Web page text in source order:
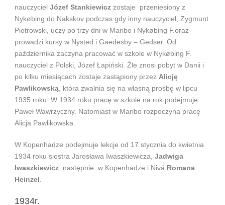
nauczyciel Józef Stankiewicz zostaje przeniesiony z
Nykøbing do Nakskov podczas gdy inny nauczyciel, Zygmunt
Piotrowski, uczy po trzy dni w Maribo i Nykøbing F.oraz
prowadzi kursy w Nysted i Gaedesby – Gedser. Od
października zaczyna pracować w szkole w Nykøbing F.
nauczyciel z Polski, Józef Łapiński. Źle znosi pobyt w Danii i
po kilku miesiącach zostaje zastąpiony przez Alicję
Pawlikowską , która zwalnia się na własną prośbę w lipcu
1935 roku. W 1934 roku pracę w szkole na rok podejmuje
Paweł Wawrzyczny. Natomiast w Maribo rozpoczyna pracę
Alicja Pawlikowska.
W Kopenhadze podejmuje lekcje od 17 stycznia do kwietnia
1934 roku siostra Jarosława Iwaszkiewicza, Jadwiga
Iwaszkiewicz , następnie w Kopenhadze i Nivå Romana
Heinzel
1934r.